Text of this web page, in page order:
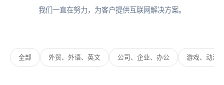
我们一直在努力，为客户提供互联网解决方案。
全部 外贸、外语、英文 公司、企业、办公 游戏、动漫